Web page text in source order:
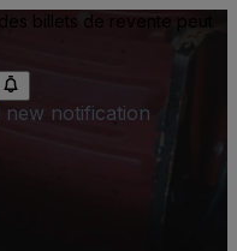
des billets de revente peut
new notification